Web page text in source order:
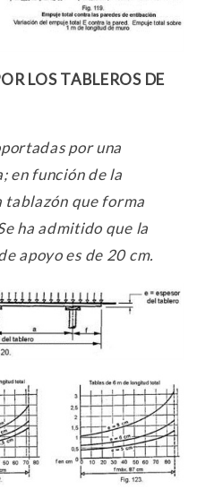
LOS TABLEROS DE
por una
en función de la
tablazón que forma
ha admitido que la
apoyo es de 20 cm.